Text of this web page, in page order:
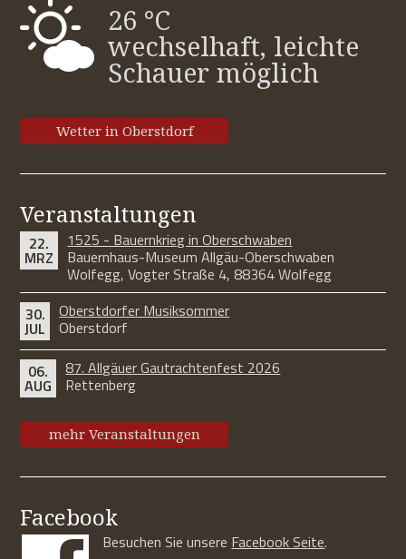
26 °C
wechselhaft, leichte
Schauer möglich
Wetter in Oberstdorf
Veranstaltungen
22.
MRZ
1525 - Bauernkrieg in Oberschwaben
Bauernhaus-Museum Allgäu-Oberschwaben
Wolfegg, Vogter Straße 4, 88364 Wolfegg
30.
JUL
Oberstdorfer Musiksommer
Oberstdorf
06.
AUG
87. Allgäuer Gautrachtenfest 2026
Rettenberg
mehr Veranstaltungen
Facebook
Besuchen Sie unsere Facebook Seite.